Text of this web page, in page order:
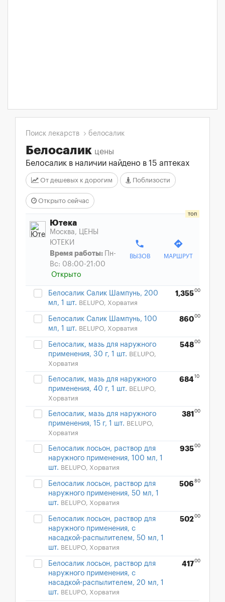
Поиск лекарств белосалик
Белосалик цены
Белосалик в наличии найдено в 15 аптеках
От дешевых к дорогим Поблизости
Открыто сейчас
Ютека
Москва, ЦЕНЫ
ЮТЕКИ
Время работы:
Пн-
Вс: 08:00-21:00
Открыто
phone
ВЫЗОВ
directions
МАРШРУТ
Белосалик Салик Шампунь, 200
мл, 1 шт. BELUPO, Хорватия
1,35500
Белосалик Салик Шампунь, 100
мл, 1 шт. BELUPO, Хорватия
86000
Белосалик, мазь для наружного
применения, 30 г, 1 шт. BELUPO,
Хорватия
54800
Белосалик, мазь для наружного
применения, 40 г, 1 шт. BELUPO,
Хорватия
68410
Белосалик, мазь для наружного
применения, 15 г, 1 шт. BELUPO,
Хорватия
381 00
Белосалик лосьон, раствор для
наружного применения, 100 мл, 1
шт. BELUPO, Хорватия
93500
Белосалик лосьон, раствор для
наружного применения, 50 мл, 1
шт. BELUPO, Хорватия
506 80
Белосалик лосьон, раствор для
наружного применения, с
насадкой-распылителем, 50 мл, 1
шт. BELUPO, Хорватия
50200
Белосалик лосьон, раствор для
наружного применения, с
насадкой-распылителем, 20 мл, 1
шт. BELUPO, Хорватия
41700